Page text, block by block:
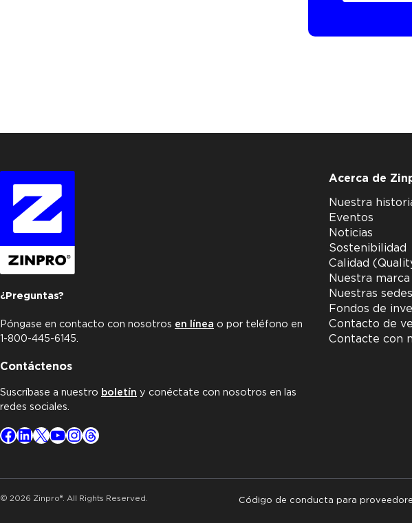
¿Preguntas?
Póngase en contacto con nosotros en línea o por teléfono en
1-800-445-6145.
Contáctenos
Suscríbase a nuestro boletín y conéctate con nosotros en las
redes sociales.
Facebook
LinkedIn
X YouTube
Instagram
Threads
Acerca de
Nuestra
Eventos
Noticias
Sostenibilidad
Calidad
Nuestra marca
Nuestras sedes
Fondos de
Contacto de
Contacte con
© 2026 Zinpro®. All Rights Reserved. Código de conducta para